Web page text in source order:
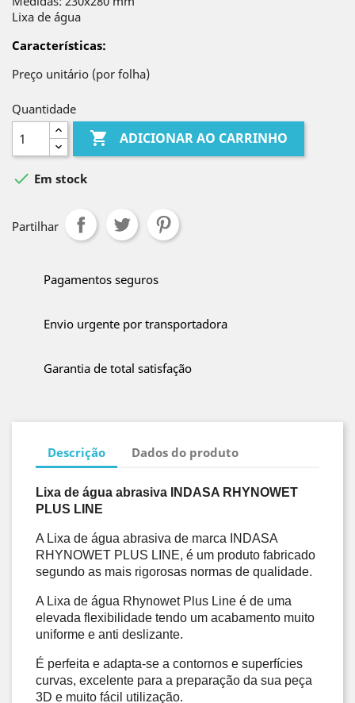
Lixa de água
Características:
Preço unitário (por folha)
Quantidade
 ADICIONAR AO CARRINHO
 Em stock
Partilhar
Pagamentos seguros
Envio urgente por transportadora
Garantia de total satisfação
Descrição Dados do produto
Lixa de água abrasiva INDASA RHYNOWET
PLUS LINE
A Lixa de água abrasiva de marca INDASA
RHYNOWET PLUS LINE, é um produto fabricado
segundo as mais rigorosas normas de qualidade.
A Lixa de água Rhynowet Plus Line é de uma
elevada flexibilidade tendo um acabamento muito
uniforme e anti deslizante.
É perfeita e adapta-se a contornos e superfícies
curvas, excelente para a preparação da sua peça
3D e muito fácil utilização.